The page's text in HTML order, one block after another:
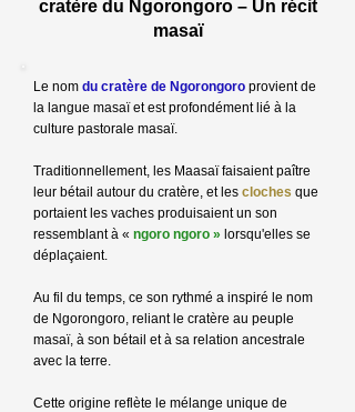
cratère du Ngorongoro – Un récit
masaï
Le nom du cratère de Ngorongoro provient de
la langue masaï et est profondément lié à la
culture pastorale masaï.
Traditionnellement, les Maasaï faisaient paître
leur bétail autour du cratère, et les cloches que
portaient les vaches produisaient un son
ressemblant à « ngoro ngoro » lorsqu'elles se
déplaçaient.
Au fil du temps, ce son rythmé a inspiré le nom
de Ngorongoro, reliant le cratère au peuple
masaï, à son bétail et à sa relation ancestrale
avec la terre.
Cette origine reflète le mélange unique de